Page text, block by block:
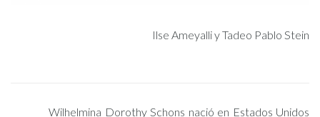
Ilse Ameyalli y Tadeo Pablo Stein
Wilhelmina Dorothy Schons nació en Estados Unidos